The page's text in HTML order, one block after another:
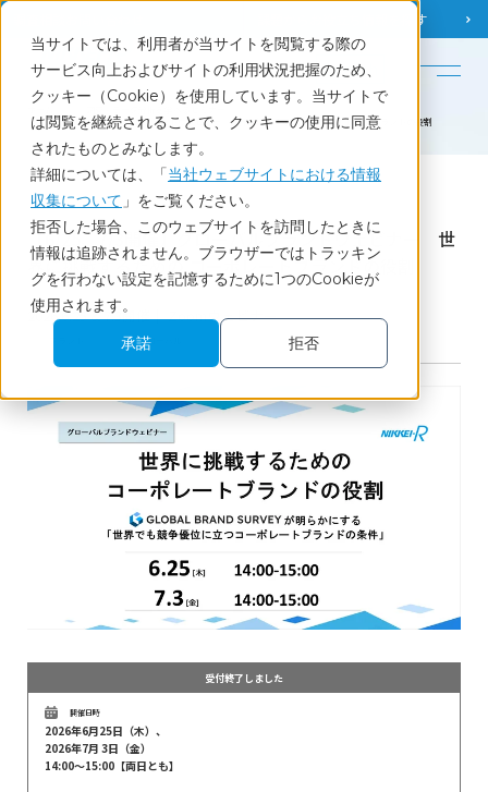
当サイトでは、利用者が当サイトを閲覧する際の
サービス向上およびサイトの利用状況把握のため、
クッキー（Cookie）を使用しています。当サイトで
は閲覧を継続されることで、クッキーの使用に同意
されたものとみなします。
詳細については、「当社ウェブサイトにおける情報
収集について 」をご覧ください。
拒否した場合、このウェブサイトを訪問したときに
情報は追跡されません。ブラウザーではトラッキン
グを行わない設定を記憶するために1つのCookieが
使用されます。
承諾
拒否
お役立ち情報を探す
English
【6/25、7/3開催】グローバルブランドウェビナー 世界に挑戦するための コーポレートブランドの役割
Seminar
【6/25、7/3開催】グローバルブランドウェビナー 世
界に挑戦するための コーポレートブランドの役割
2026.6.25 & 7.3開催｜ Zoomウェビナー
グローバル
受付終了しました
開催日時
2026年6月25日（木）、
2026年7月 3日（金）
14:00～15:00【両日とも】